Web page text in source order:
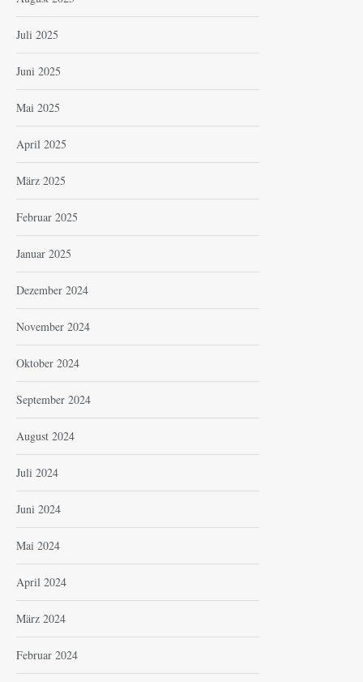
Juli 2025
Juni 2025
Mai 2025
April 2025
März 2025
Februar 2025
Januar 2025
Dezember 2024
November 2024
Oktober 2024
September 2024
August 2024
Juli 2024
Juni 2024
Mai 2024
April 2024
März 2024
Februar 2024